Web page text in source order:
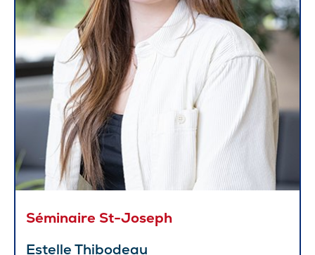
Séminaire St-Joseph
Estelle Thibodeau